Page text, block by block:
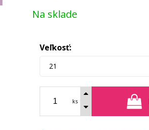
Na sklade
Veľkosť:
21
ks